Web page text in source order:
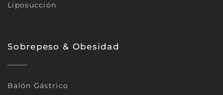
Liposucción
Sobrepeso & Obesidad
Balón Gástrico